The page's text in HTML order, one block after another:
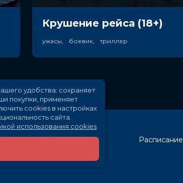
Крушение рейса (18+)
ужасы, боевик, триллер
Расписание
удобства: сохраняет
покупки, применяет
cookies в настройках
сайта.
использования cookies